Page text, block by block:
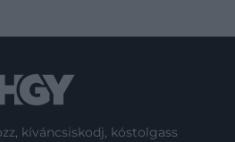
kíváncsiskodj, kóstolgass